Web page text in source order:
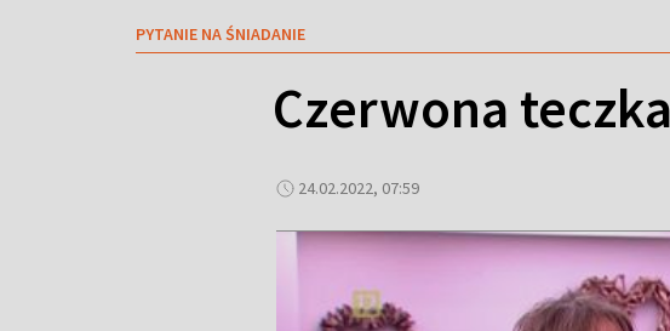
PYTANIE NA ŚNIADANIE
Czerwona
24.02.2022, 07:59